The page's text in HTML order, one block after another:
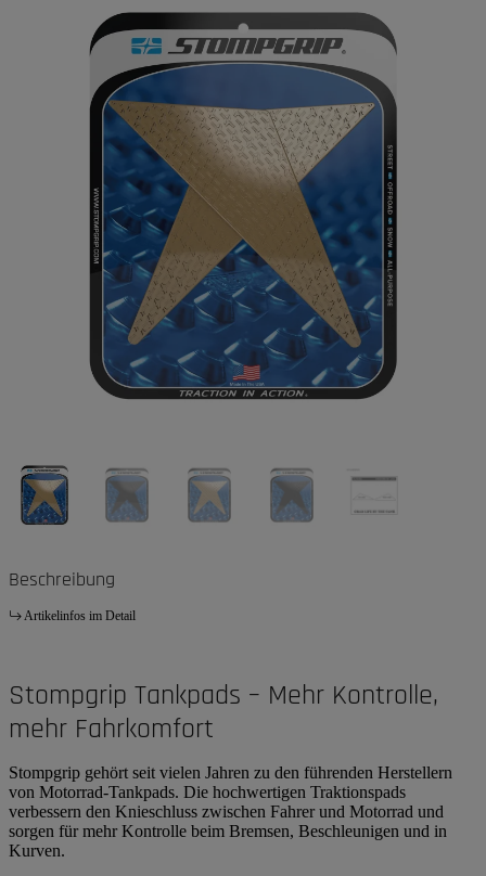
Beschreibung
Artikelinfos im Detail
Stompgrip Tankpads – Mehr Kontrolle,
mehr Fahrkomfort
Stompgrip gehört seit vielen Jahren zu den führenden Herstellern
von Motorrad-Tankpads. Die hochwertigen Traktionspads
verbessern den Knieschluss zwischen Fahrer und Motorrad und
sorgen für mehr Kontrolle beim Bremsen, Beschleunigen und in
Kurven.